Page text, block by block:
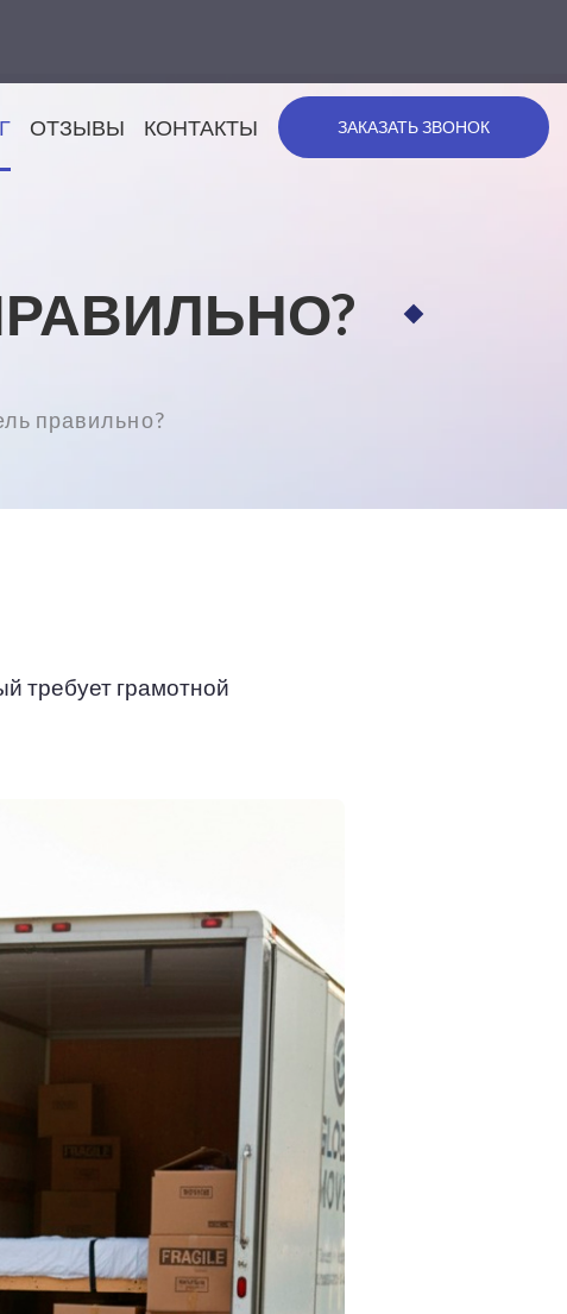
ОТЗЫВЫ КОНТАКТЫ ЗАКАЗАТЬ ЗВОНОК
правильно?
требует грамотной